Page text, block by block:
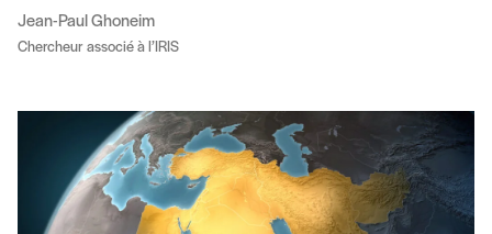
Jean-Paul Ghoneim
Chercheur associé à l’IRIS